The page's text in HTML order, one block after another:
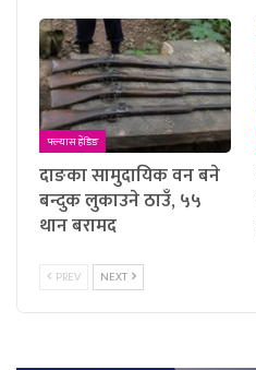
फ्ल्यास हेडिङ
दाङका सामुदायिक वन बने
बन्दुक लुकाउने ठाउँ, ५५
थान बरामद
PREV NEXT